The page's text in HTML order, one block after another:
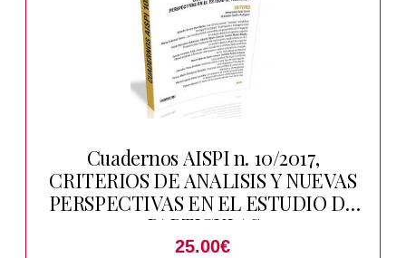
Cuadernos AISPI n. 10/2017,
CRITERIOS DE ANALISIS Y NUEVAS
PERSPECTIVAS EN EL ESTUDIO DE
PARTICULAS
25.00€